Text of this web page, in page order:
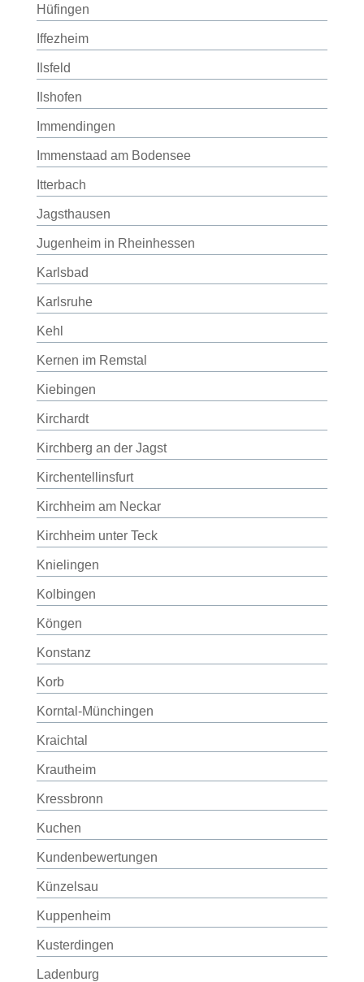
Hüfingen
Iffezheim
Ilsfeld
Ilshofen
Immendingen
Immenstaad am Bodensee
Itterbach
Jagsthausen
Jugenheim in Rheinhessen
Karlsbad
Karlsruhe
Kehl
Kernen im Remstal
Kiebingen
Kirchardt
Kirchberg an der Jagst
Kirchentellinsfurt
Kirchheim am Neckar
Kirchheim unter Teck
Knielingen
Kolbingen
Köngen
Konstanz
Korb
Korntal-Münchingen
Kraichtal
Krautheim
Kressbronn
Kuchen
Kundenbewertungen
Künzelsau
Kuppenheim
Kusterdingen
Ladenburg